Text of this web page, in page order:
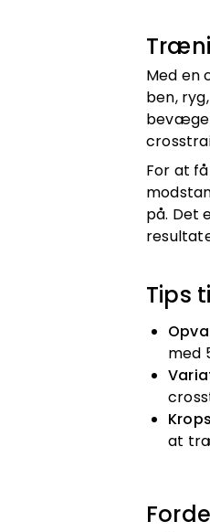
Med en
ben,
For at
på. Det
Tips
med
at